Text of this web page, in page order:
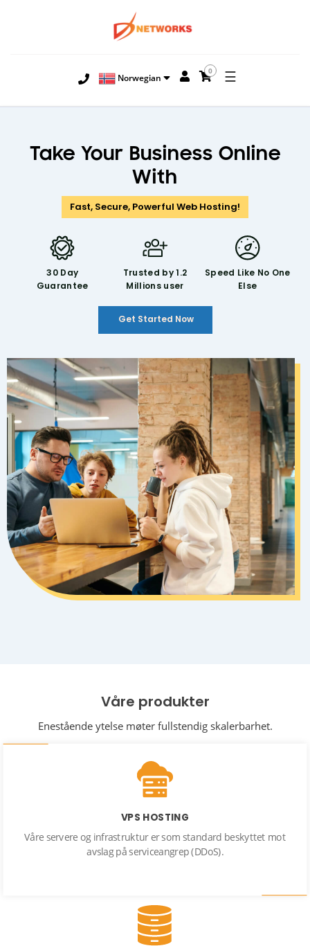
Norwegian
0 ☰
Take Your Business Online
With
Fast, Secure, Powerful Web Hosting!
30 Day
Guarantee
Trusted by 1.2
Millions user
Speed Like No One
Else
Get Started Now
Våre produkter
Enestående ytelse møter fullstendig skalerbarhet.
VPS HOSTING
Våre servere og infrastruktur er som standard beskyttet mot
avslag på serviceangrep (DDoS).